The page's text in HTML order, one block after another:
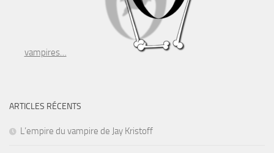
vampires…
ARTICLES RÉCENTS
L’empire du vampire de Jay Kristoff